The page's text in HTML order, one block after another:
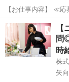
【お仕事内容】 ≪
お電話・メールでご
ています！ ・ご不明点は
ーロッパの様々なカ
神奈川 横浜市
問
時
株
矢